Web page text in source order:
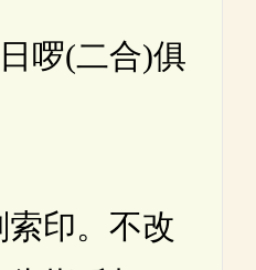
(二合)俱
印。不改